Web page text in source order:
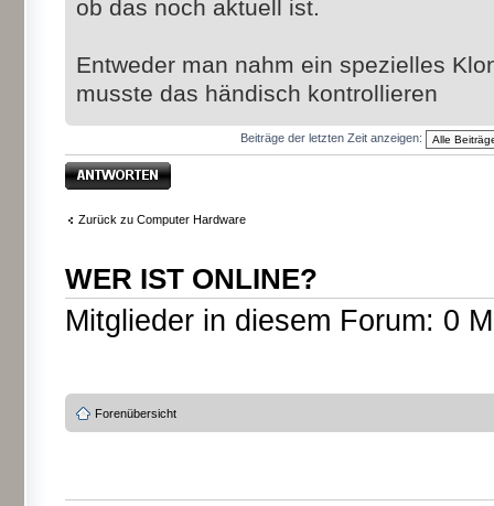
ob das noch aktuell ist.
Entweder man nahm ein spezielles
musste das händisch kontrollieren
Beiträge der letzten Zeit anzeigen:
Antwort erstellen
Zurück zu Computer Hardware
WER IST ONLINE?
Mitglieder in diesem Forum: 0
Forenübersicht